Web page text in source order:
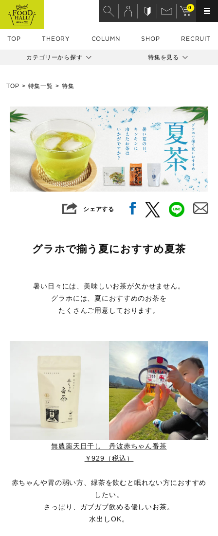
TOP THEORY COLUMN SHOP RECRUIT
0
カテゴリーから探す 特集を見る
TOP 特集一覧 特集
シェアする
グラホで揃う夏におすすめ夏茶
暑い日々には、美味しいお茶が欠かせません。
グラホには、夏におすすめのお茶を
たくさんご用意しております。
無農薬天日干し 丹波赤ちゃん番茶
￥929（税込）
赤ちゃんや胃の弱い方、緑茶を飲むと眠れない方におすすめ
したい。
さっぱり、ガブガブ飲める優しいお茶。
水出しOK。